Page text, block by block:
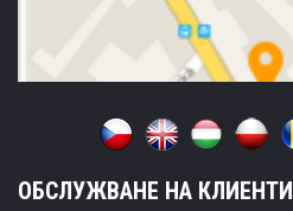
ОБСЛУЖВАНЕ НА КЛИЕНТИ